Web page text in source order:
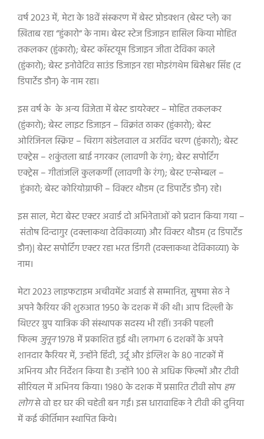
वर्ष 2023 में,मेटा के 18वें संस्करण में बेस्ट प्रोडक्शन (बेस्ट प्ले) का
ख़िताब रहा“हुंकारो“के नाम।बेस्ट स्टेज डिजाइन हासिल किया मोहित
तकलकर (हुंकारो);बेस्ट कॉस्टयूम डिजाइन जीता देविका काले
(हुंकारो);बेस्ट इनोवेटिव साउंड डिजाइन रहा मोइरंगथेम बिसेश्वर सिंह (द
डिपार्टेड डौन) के नाम रहा।
इस वर्ष के के अन्य विजेता में बेस्ट डायरेक्टर – मोहित तकलकर
(हुंकारो);बेस्ट लाइट डिजाइन–विक्रांत ठाकर (हुंकारो);बेस्ट
ओरिजिनल स्क्रिप्ट–चिराग खंडेलवाल व अरविंद चरण (हुंकारो);बेस्ट
एक्ट्रेस–शकुंतला बाई नगरकर (लावणी के रंग);बेस्ट सपोर्टिंग
एक्ट्रेस–गीतांजलि कुलकर्णी (लावणी के रंग);बेस्ट एन्सेम्बल–
हुंकारो;बेस्ट कोरियोग्राफी–विक्टर थौडम (द डिपार्टेड डौन) रहे।
इस साल,मेटा बेस्ट एक्टर अवार्ड दो अभिनेताओं को प्रदान किया गया–
संतोष दिन्दागुर (दक्लाकथा देविकाव्या) और विक्टर थौडम (द डिपार्टेड
डौन)|बेस्ट सपोर्टिंग एक्टर रहा भरत डिंगरी (दक्लाकथा देविकाव्या) के
नाम।
मेटा 2023 लाइफटाइम अचीवमेंट अवार्ड से सम्मानित,सुषमा सेठ ने
अपने कैरियर की शुरुआत 1950 के दशक में की थी।आप दिल्ली के
थिएटर ग्रुप यात्रिक की संस्थापक सदस्य भी रहीं।उनकी पहली
फिल्मजुनून1978 में प्रकाशित हुई थी।लगभग 6 दशकों के अपने
शानदार कैरियर में,उन्होंने हिंदी,उर्दू और इंग्लिश के 80 नाटकों में
अभिनय और निर्देशन किया है।उन्होंने 100 से अधिक फिल्मों और टीवी
सीरियल में अभिनय किया।1980 के दशक में प्रसारित टीवी सोपहम
लोगसे वो हर घर की चहेती बन गईं।इस धारावाहिक ने टीवी की दुनिया
में कई कीर्तिमान स्थापित किये।